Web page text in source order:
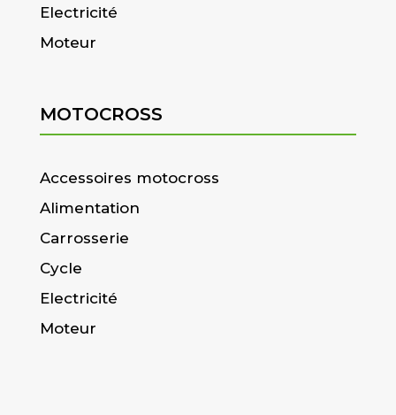
Electricité
Moteur
MOTOCROSS
Accessoires motocross
Alimentation
Carrosserie
Cycle
Electricité
Moteur